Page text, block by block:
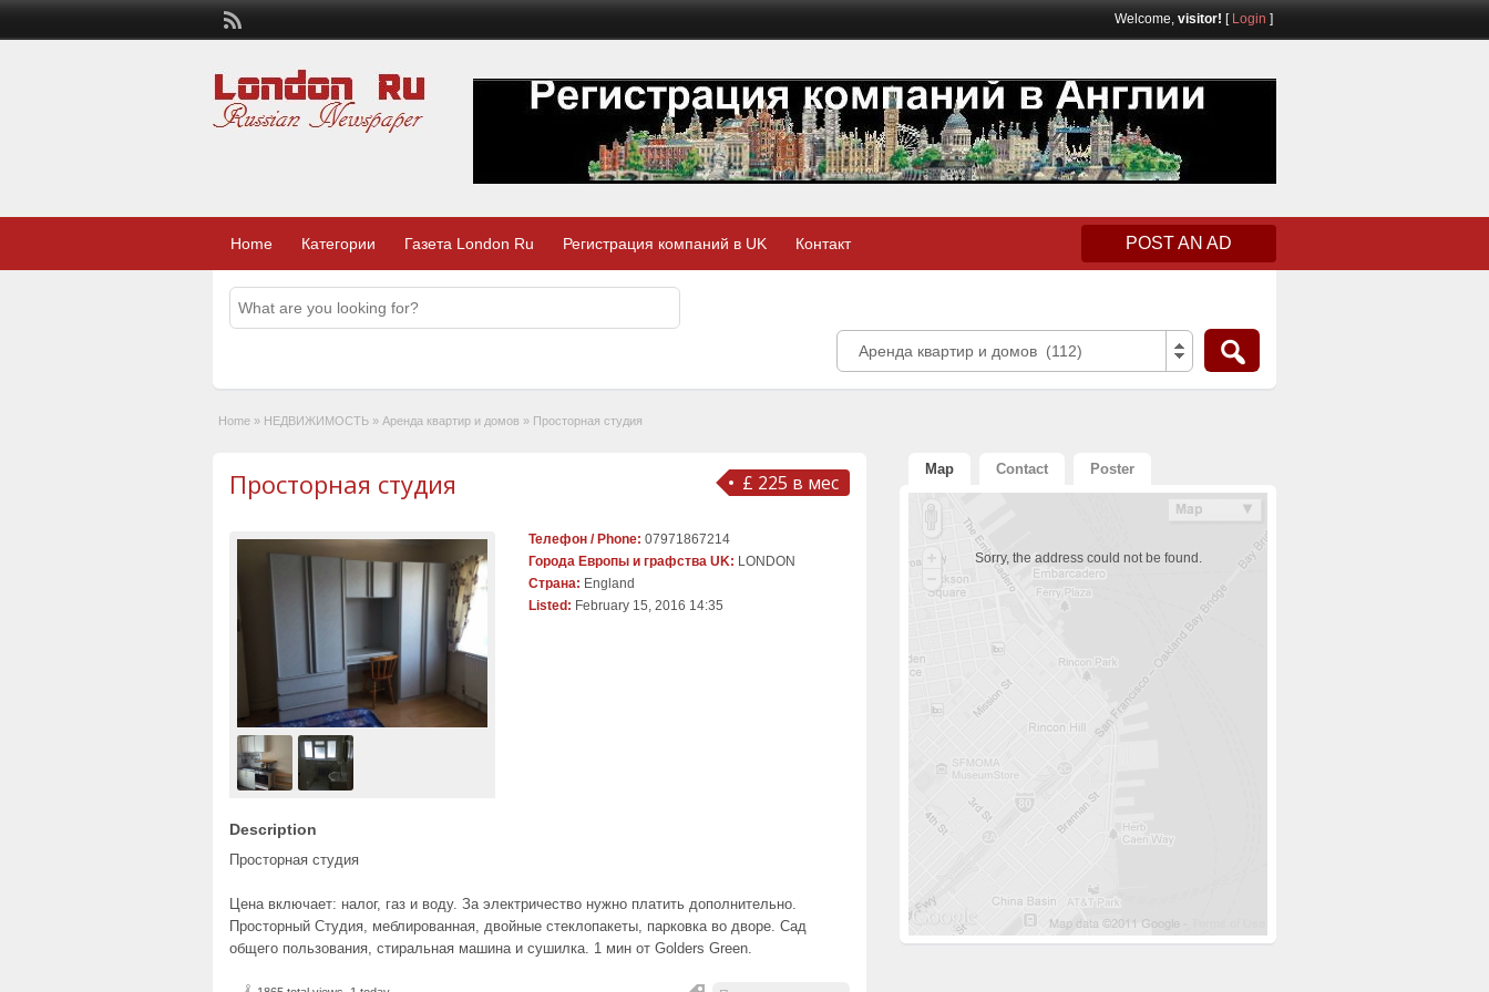
Welcome, visitor! [ Login ]
Home Категории Газета London Ru Регистрация компаний в UK Контакт POST AN AD
Аренда квартир и домов (112)
Home » НЕДВИЖИМОСТЬ » Аренда квартир и домов » Просторная студия
£ 225 в мес
Просторная студия
Телефон / Phone: 07971867214
Города Европы и графства UK: LONDON
Страна: England
Listed: February 15, 2016 14:35
Description
Просторная студия
Цена включает: налог, газ и воду. За электричество нужно платить дополнительно.
Просторный Студия, меблированная, двойные стеклопакеты, парковка во дворе. Сад
общего пользования, стиральная машина и сушилка. 1 мин от Golders Green.
Map Contact Poster
Sorry, the address could not be found.